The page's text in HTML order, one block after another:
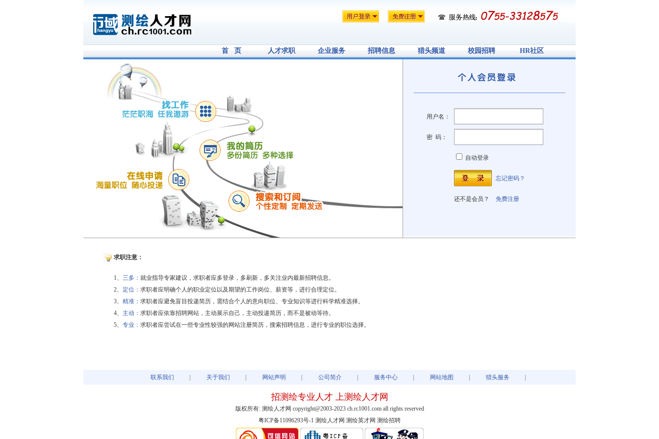
首 页 人才求职 企业服务 招聘信息 猎头频道 校园招聘 HR社区
用户名：
密 码：
自动登录
忘记密码？
还不是会员？ 免费注册
求职注意：
1、 三多： 就业指导专家建议，求职者应多登录，多刷新，多关注业内最新招聘信息。
2、 定位： 求职者应明确个人的职业定位以及期望的工作岗位、薪资等，进行合理定位。
3、 精准： 求职者应避免盲目投递简历，需结合个人的意向职位、专业知识等进行科学精准选择。
4、 主动： 求职者应依靠招聘网站，主动展示自己，主动投递简历，而不是被动等待。
5、 专业： 求职者应尝试在一些专业性较强的网站注册简历，搜索招聘信息，进行专业的职位选择。
联系我们 关于我们 网站声明 公司简介 服务中心 网站地图 猎头服务
招测绘专业人才 上测绘人才网
版权所有: 测绘人才网 copyright@2003-2023 ch.rc1001.com all rights reserved
粤ICP备11096293号-1 测绘人才网 测绘英才网 测绘招聘